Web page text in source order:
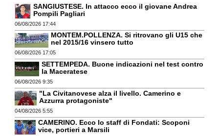
SANGIUSTESE. In attacco ecco il giovane Andrea
Pompili Pagliari
06/08/2026 17:44
MONTEM.POLLENZA. Si ritrovano gli U15 che
nel 2015/16 vinsero tutto
06/08/2026 17:05
SETTEMPEDA. Buone indicazioni nel test contro
la Maceratese
06/08/2026 9:35
"La Civitanovese alza il livello. Camerino e
Azzurra protagoniste"
04/08/2026 5:55
CAMERINO. Ecco lo staff di Fondati: Scoponi
vice, portieri a Marsili